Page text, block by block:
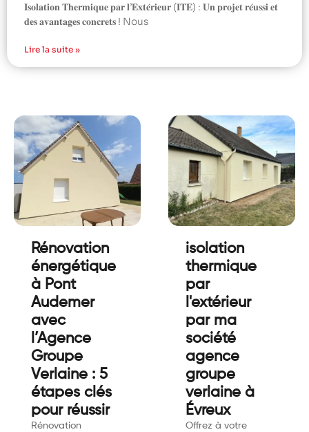
𝐈𝐬𝐨𝐥𝐚𝐭𝐢𝐨𝐧 𝐓𝐡𝐞𝐫𝐦𝐢𝐪𝐮𝐞 𝐩𝐚𝐫 𝐥’𝐄𝐱𝐭𝐞́𝐫𝐢𝐞𝐮𝐫 (𝐈𝐓𝐄) : 𝐔𝐧 𝐩𝐫𝐨𝐣𝐞𝐭 𝐫𝐞́𝐮𝐬𝐬𝐢 𝐞𝐭
𝐝𝐞𝐬 𝐚𝐯𝐚𝐧𝐭𝐚𝐠𝐞𝐬 𝐜𝐨𝐧𝐜𝐫𝐞𝐭𝐬 ! Nous
Lire la suite »
Rénovation
énergétique
à Pont
Audemer
avec
l’Agence
Groupe
Verlaine : 5
étapes clés
pour réussir
Rénovation
isolation
thermique
par
l'extérieur
par ma
société
agence
groupe
verlaine à
Évreux
Offrez à votre